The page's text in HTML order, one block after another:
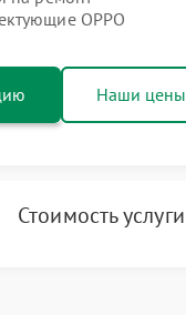
OPPO
Наши цены
Стоимость услуги